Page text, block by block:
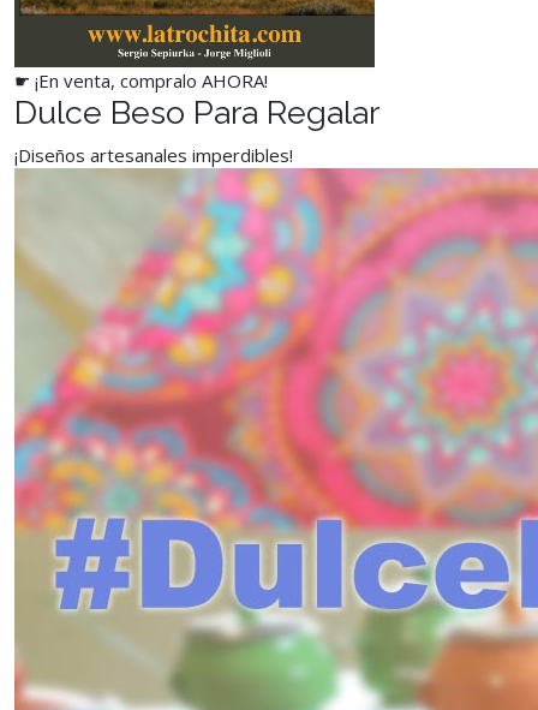
☛ ¡En venta, compralo AHORA!
Dulce Beso Para Regalar
¡Diseños artesanales imperdibles!